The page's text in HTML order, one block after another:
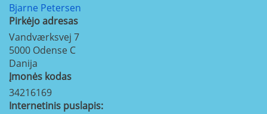
Bjarne Petersen
Pirkėjo adresas
Vandværksvej 7
5000 Odense C
Danija
Įmonės kodas
34216169
Internetinis puslapis: